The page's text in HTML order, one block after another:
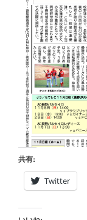
共有:
Twitter